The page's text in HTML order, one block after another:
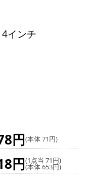
インチ
円(本体 71円)
円(1点当 71円)
(本体 653円)